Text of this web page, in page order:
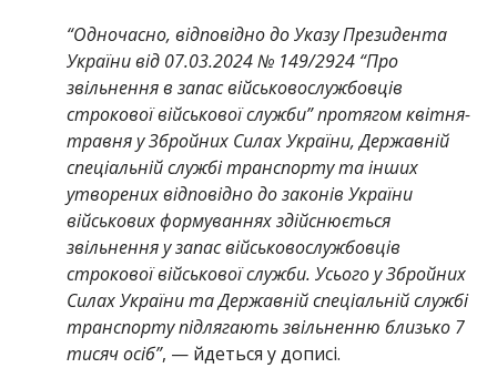
“Одночасно, відповідно до Указу Президента
України від 07.03.2024 № 149/2924 “Про
звільнення в запас військовослужбовців
строкової військової служби” протягом квітня-
травня у Збройних Силах України, Державній
спеціальній службі транспорту та інших
утворених відповідно до законів України
військових формуваннях здійснюється
звільнення y запас військовослужбовців
строкової військової служби. Усього у Збройних
Силах України та Державній спеціальній службі
транспорту підлягають звільненню близько 7
тисяч осіб”, — йдеться у дописі.